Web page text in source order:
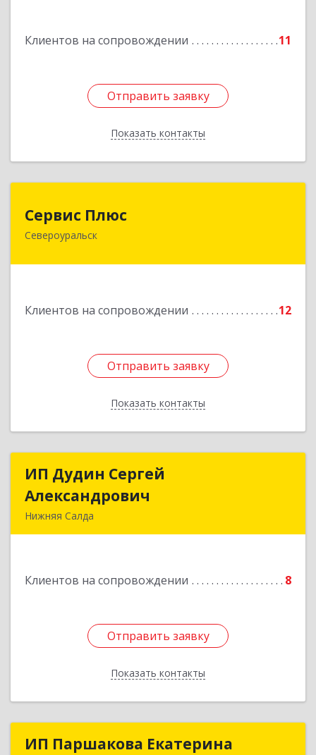
Клиентов на сопровождении 11
Отправить заявку
Показать контакты
Подробнее
Отправить заявку
Назад
Сервис Плюс
Североуральск
Клиентов на сопровождении 12
Отправить заявку
Показать контакты
624480, Свердловская обл, Североуральск г,
Отправить заявку
Назад
ИП Дудин Сергей
Александрович
Нижняя Салда
Клиентов на сопровождении 8
Отправить заявку
Показать контакты
ИП Дудин Сергей
Подробнее
Отправить заявку
Назад
ИП Паршакова Екатерина
ИП Паршакова Екатерина